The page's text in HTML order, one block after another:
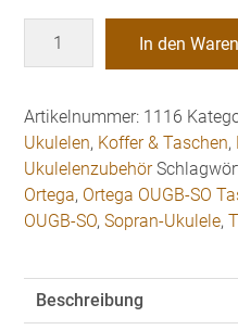
OUGB-
Tasche
für
Sopran-
Ukulele
Menge
In den
Artikelnummer: 1116
Ukulelen, Koffer & Taschen,
Ukulelenzubehör
Ortega, Ortega OUGB-SO
OUGB-SO,Sopran-Ukulele,
Beschreibung